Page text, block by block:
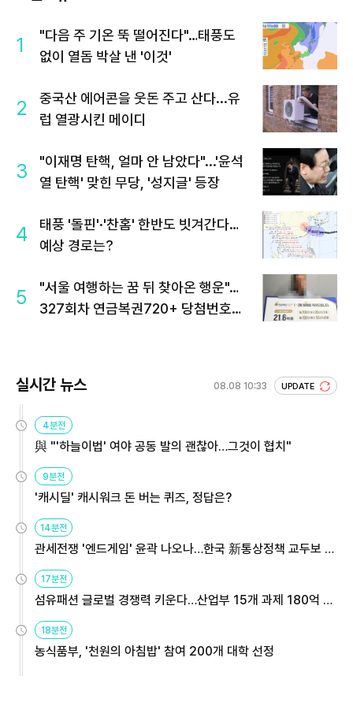
1
"다음 주 기온 뚝 떨어진다"…태풍도
없이 열돔 박살 낸 '이것'
2
중국산 에어콘을 웃돈 주고 산다...유
럽 열광시킨 메이디
3
"이재명 탄핵, 얼마 안 남았다"...'윤석
열 탄핵' 맞힌 무당, '성지글' 등장
4
태풍 '돌핀'·'찬홈' 한반도 빗겨간다…
예상 경로는?
5
"서울 여행하는 꿈 뒤 찾아온 행운"…
327회차 연금복권720+ 당첨번호조
실시간 뉴스 08.08 10:33 UPDATE
4분전
與 "'하늘이법' 여야 공동 발의 괜찮아…그것이 협치"
9분전
'캐시딜' 캐시워크 돈 버는 퀴즈, 정답은?
14분전
관세전쟁 '엔드게임' 윤곽 나오나…한국 新통상정책 교두보 활
17분전
섬유패션 글로벌 경쟁력 키운다…산업부 15개 과제 180억 지
18분전
농식품부, '천원의 아침밥' 참여 200개 대학 선정